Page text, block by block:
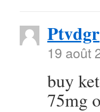
Ptvdgr
19 août
buy
75mg